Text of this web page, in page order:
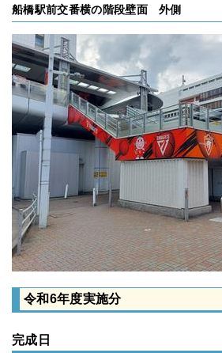
船橋駅前交番横の階段壁面 外側
令和6年度実施分
完成日